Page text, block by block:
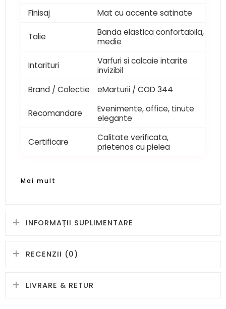
Finisaj Mat cu accente satinate
Talie
Banda elastica confortabila,
medie
Intarituri
Varfuri si calcaie intarite
invizibil
Brand / Colectie
eMarturii / COD 344
Recomandare
Evenimente, office, tinute
elegante
Certificare
Calitate verificata,
prietenos cu pielea
Mai mult
INFORMAȚII SUPLIMENTARE
RECENZII (0)
LIVRARE & RETUR